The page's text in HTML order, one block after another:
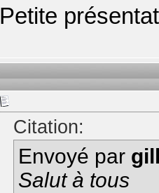
Petite
Citation:
Envoyé par
Salut à tous